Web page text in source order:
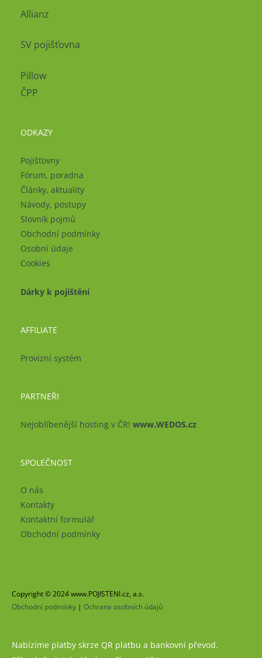
Allianz
SV pojišťovna
Pillow
ČPP
ODKAZY
Pojišťovny
Fórum, poradna
Články, aktuality
Návody, postupy
Slovník pojmů
Obchodní podmínky
Osobní údaje
Cookies
Dárky k pojištění
AFFILIATE
Provizní systém
PARTNEŘI
Nejoblíbenější hosting v ČR! www.WEDOS.cz
SPOLEČNOST
O nás
Kontakty
Kontaktní formulář
Obchodní podmínky
Copyright © 2024 www.POJISTENI.cz, a.s.
Obchodní podmínky | Ochrana osobních údajů
Nabízíme platby skrze QR platbu a bankovní převod.